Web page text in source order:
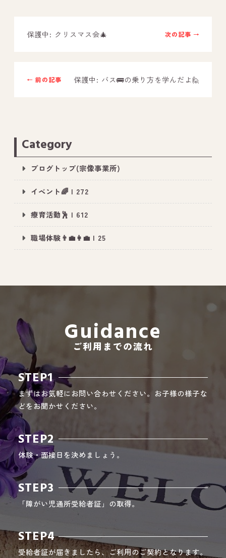
スタッフブログ
－ 福津事業所のブログ
－ 鳥栖事業所のブログ
Instagram 事業所紹介動画
CEO BLOG
オールピース代表の部屋
次の記事 →
保護中: クリスマス会🎄
← 前の記事 保護中: バス🚌の乗り方を学んだよ🙋
Category
ブログトップ(宗像事業所)
イベント🌈 | 272
療育活動🕺 | 612
職場体験👨‍💼👩‍💼 | 25
Guidance
ご利用までの流れ
STEP1
まずはお気軽にお問い合わせください。お子様の様子な
どをお聞かせください。
STEP2
体験・面接日を決めましょう。
STEP3
「障がい児通所受給者証」の取得。
STEP4
受給者証が届きましたら、ご利用のご契約となります。